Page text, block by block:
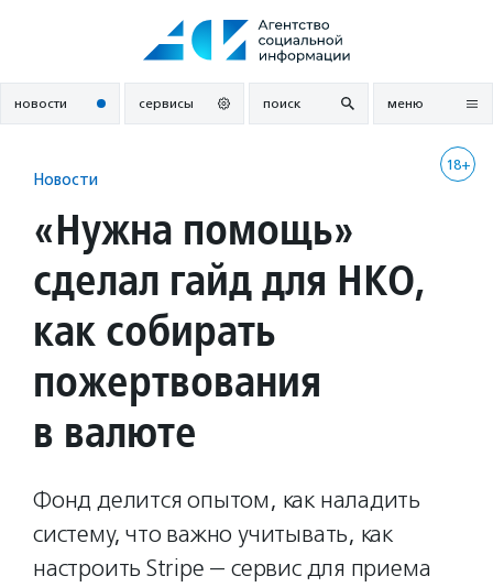
новости сервисы поиск меню
18+
Новости
«Нужна помощь»
сделал гайд для НКО,
как собирать
пожертвования
в валюте
Фонд делится опытом, как наладить
систему, что важно учитывать, как
настроить Stripe — сервис для приема